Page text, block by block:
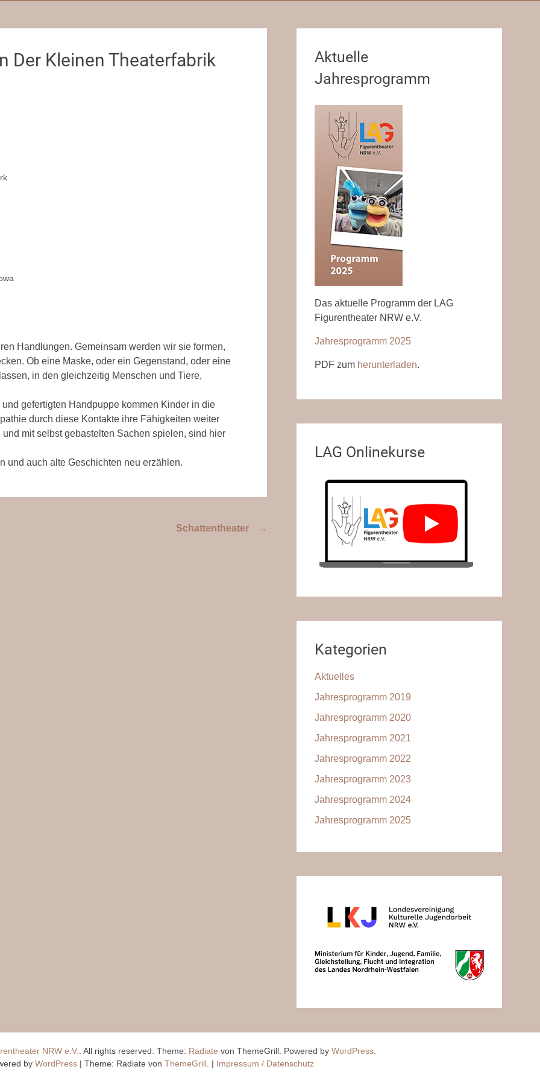
Kleinen Theaterfabrik
Handlungen. Gemeinsam werden wir sie formen,
Ob eine Maske, oder ein Gegenstand, oder eine
in den gleichzeitig Menschen und Tiere,
gefertigten Handpuppe kommen Kinder in die
durch diese Kontakte ihre Fähigkeiten weiter
mit selbst gebastelten Sachen spielen, sind hier
und auch alte Geschichten neu erzählen.
Schattentheater →
Aktuelle
Jahresprogramm
Das aktuelle Programm der LAG
Figurentheater NRW e.V.
Jahresprogramm 2025
PDF zum herunterladen.
LAG Onlinekurse
Kategorien
Aktuelles
Jahresprogramm 2019
Jahresprogramm 2020
Jahresprogramm 2021
Jahresprogramm 2022
Jahresprogramm 2023
Jahresprogramm 2024
Jahresprogramm 2025
NRW e.V. . All rights reserved. Theme: Radiate von ThemeGrill. Powered by WordPress.
by WordPress | Theme: Radiate von ThemeGrill. | Impressum / Datenschutz